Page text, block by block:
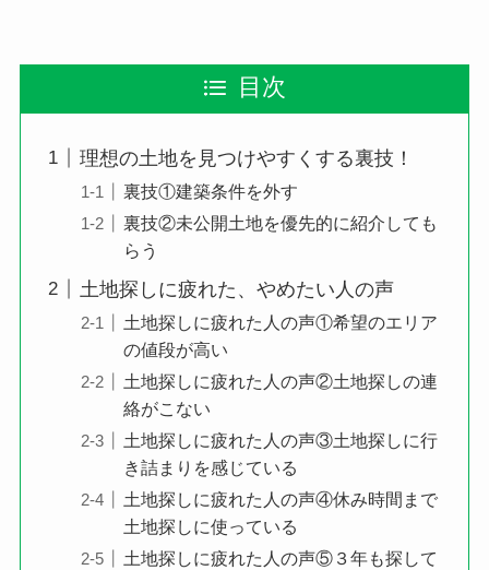
目次
理想の土地を見つけやすくする裏技！
裏技①建築条件を外す
裏技②未公開土地を優先的に紹介しても
らう
土地探しに疲れた、やめたい人の声
土地探しに疲れた人の声①希望のエリア
の値段が高い
土地探しに疲れた人の声②土地探しの連
絡がこない
土地探しに疲れた人の声③土地探しに行
き詰まりを感じている
土地探しに疲れた人の声④休み時間まで
土地探しに使っている
土地探しに疲れた人の声⑤３年も探して